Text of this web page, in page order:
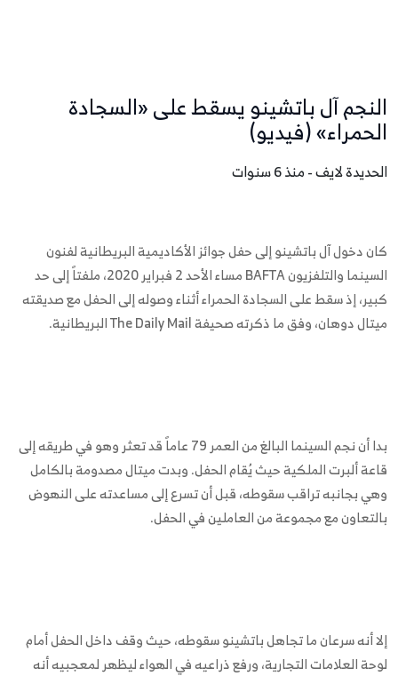
النجم آل باتشينو يسقط على «السجادة
الحمراء» (فيديو)
الحديدة لايف - منذ 6 سنوات
كان دخول آل باتشينو إلى حفل جوائز الأكاديمية البريطانية لفنون
السينما والتلفزيون BAFTA مساء الأحد 2 فبراير 2020، ملفتاً إلى حد
كبير، إذ سقط على السجادة الحمراء أثناء وصوله إلى الحفل مع صديقته
ميتال دوهان، وفق ما ذكرته صحيفة The Daily Mail البريطانية.
بدا أن نجم السينما البالغ من العمر 79 عاماً قد تعثر وهو في طريقه إلى
قاعة ألبرت الملكية حيث يُقام الحفل. وبدت ميتال مصدومة بالكامل
وهي بجانبه تراقب سقوطه، قبل أن تسرع إلى مساعدته على النهوض
بالتعاون مع مجموعة من العاملين في الحفل.
إلا أنه سرعان ما تجاهل باتشينو سقوطه، حيث وقف داخل الحفل أمام
لوحة العلامات التجارية، ورفع ذراعيه في الهواء ليظهر لمعجبيه أنه